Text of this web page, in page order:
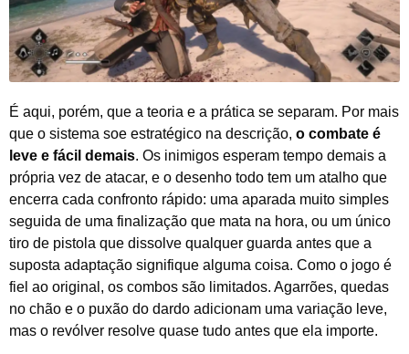
É aqui, porém, que a teoria e a prática se separam. Por mais
que o sistema soe estratégico na descrição, o combate é
leve e fácil demais. Os inimigos esperam tempo demais a
própria vez de atacar, e o desenho todo tem um atalho que
encerra cada confronto rápido: uma aparada muito simples
seguida de uma finalização que mata na hora, ou um único
tiro de pistola que dissolve qualquer guarda antes que a
suposta adaptação signifique alguma coisa. Como o jogo é
fiel ao original, os combos são limitados. Agarrões, quedas
no chão e o puxão do dardo adicionam uma variação leve,
mas o revólver resolve quase tudo antes que ela importe.